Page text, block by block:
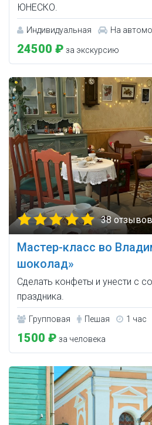
ЮНЕСКО.
Индивидуальная На
24500 ₽ за экскурсию
38 отзывов
Мастер-класс во
шоколад»
Сделать конфеты и унести с
праздника.
Групповая Пешая 1 час
1500 ₽ за человека